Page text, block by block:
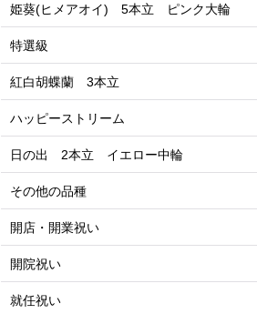
姫葵(ヒメアオイ) 5本立 ピンク大輪
特選級
紅白胡蝶蘭 3本立
ハッピーストリーム
日の出 2本立 イエロー中輪
その他の品種
開店・開業祝い
開院祝い
就任祝い